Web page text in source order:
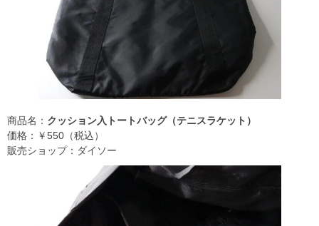
商品名： クッション入トートバッグ（テニスラケット）
価格：￥550（税込）
販売ショップ：ダイソー